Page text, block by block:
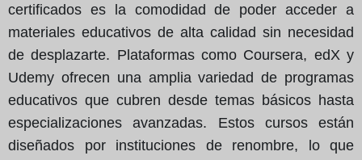
certificados es la comodidad de poder acceder a
materiales educativos de alta calidad sin necesidad
de desplazarte. Plataformas como Coursera, edX y
Udemy ofrecen una amplia variedad de programas
educativos que cubren desde temas básicos hasta
especializaciones avanzadas. Estos cursos están
diseñados por instituciones de renombre, lo que